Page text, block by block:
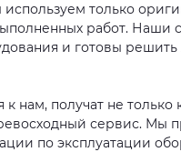
только
работ.
и готовы
нам, получат не
сервис. Мы
по эксплуатации